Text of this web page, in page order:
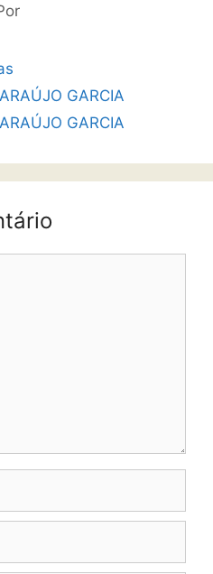
GARCIA
GARCIA